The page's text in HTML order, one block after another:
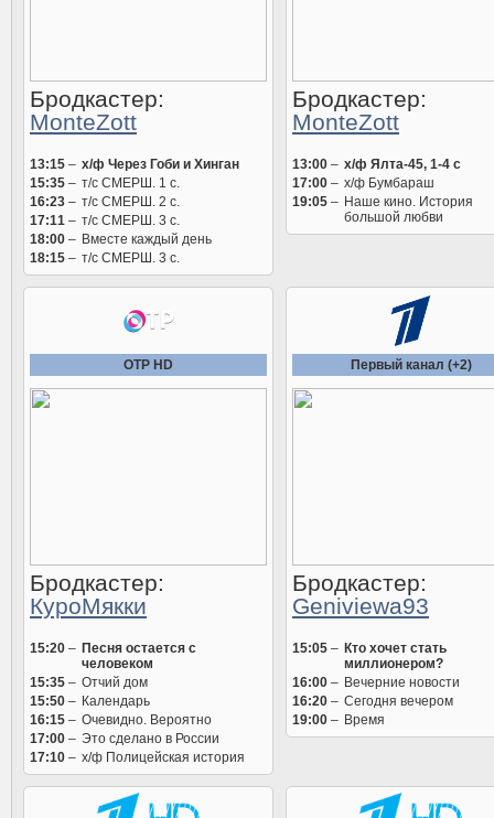
Бродкастер:
MonteZott
13:15 – х/ф Через Гоби и Хинган
15:35 – т/с СМЕРШ. 1 с.
16:23 – т/с СМЕРШ. 2 с.
17:11 – т/с СМЕРШ. 3 с.
18:00 – Вместе каждый день
18:15 – т/с СМЕРШ. 3 с.
Бродкастер:
MonteZott
13:00 – х/ф Ялта-45, 1-4 c
17:00 – х/ф Бумбараш
19:05 – Наше кино. История
большой любви
ОТР HD
Бродкастер:
КуроМякки
15:20 – Песня остается с
человеком
15:35 – Отчий дом
15:50 – Календарь
16:15 – Очевидно. Вероятно
17:00 – Это сделано в России
17:10 – х/ф Полицейская история
Первый канал (+2)
Бродкастер:
Geniviewa93
15:05 – Кто хочет стать
миллионером?
16:00 – Вечерние новости
16:20 – Сегодня вечером
19:00 – Время